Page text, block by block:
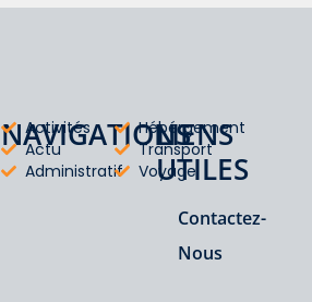
NAVIGATIONS
Activités
Actu
Administratif
Hébérgement
Transport
Voyage
LIENS
UTILES
Contactez-
Nous